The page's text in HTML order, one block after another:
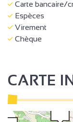
Carte bancaire/
Espèces
Virement
Chèque
CARTE